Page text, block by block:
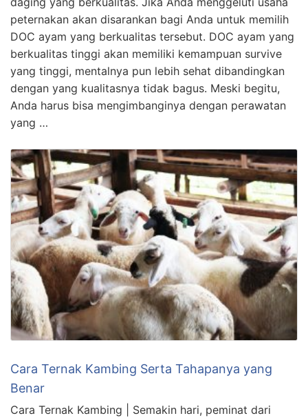
peternakan akan disarankan bagi Anda untuk memilih
DOC ayam yang berkualitas tersebut. DOC ayam yang
berkualitas tinggi akan memiliki kemampuan survive
yang tinggi, mentalnya pun lebih sehat dibandingkan
dengan yang kualitasnya tidak bagus. Meski begitu,
Anda harus bisa mengimbanginya dengan perawatan
yang …
Cara Ternak Kambing Serta Tahapanya yang
Benar
Cara Ternak Kambing | Semakin hari, peminat dari